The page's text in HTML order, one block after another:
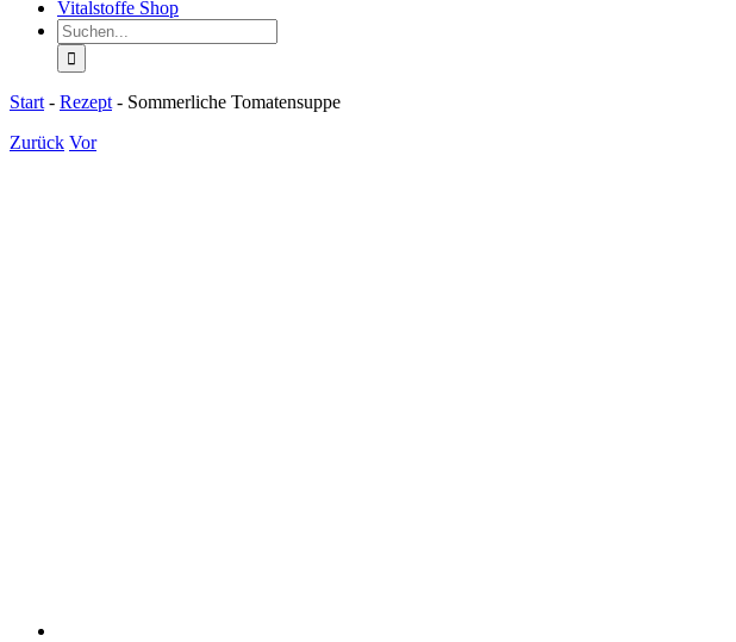
Vitalstoffe Shop
Suche
nach:
Start - Rezept - Sommerliche Tomatensuppe
Zurück Vor